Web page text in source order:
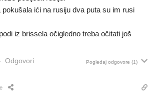
pokušala ići na rusiju dva puta su im rusi
iz brissela očigledno treba očitati još
Odgovori Pogledaj odgovore (1)